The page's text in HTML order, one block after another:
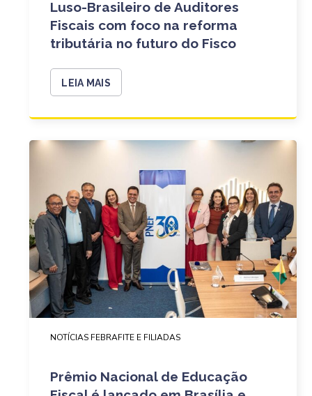
Luso-Brasileiro de Auditores
Fiscais com foco na reforma
tributária no futuro do Fisco
LEIA MAIS
NOTÍCIAS FEBRAFITE E FILIADAS
Prêmio Nacional de Educação